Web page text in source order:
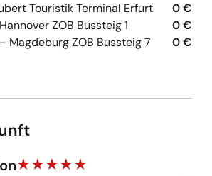
Touristik Terminal Erfurt
0 €
ZOB Bussteig 1
0 €
Magdeburg ZOB Bussteig 7
0 €